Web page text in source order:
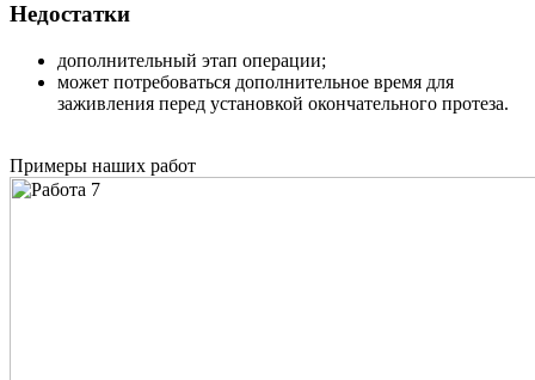
Недостатки
дополнительный этап операции;
может потребоваться дополнительное время для
заживления перед установкой окончательного протеза.
Примеры наших работ